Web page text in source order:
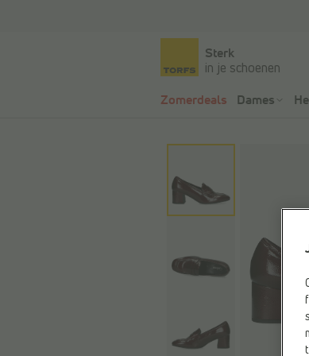
Sterk
in je schoenen
Zomerdeals Dames